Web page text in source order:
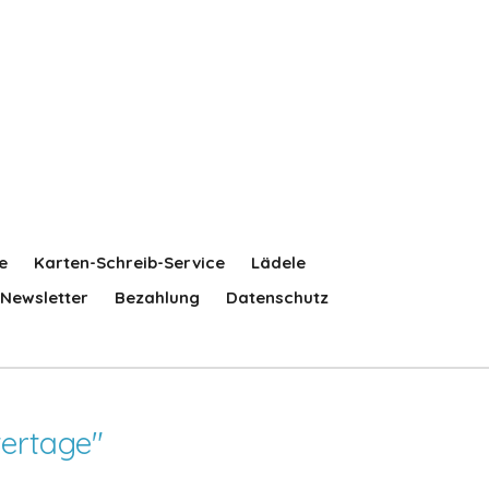
Karten-Schreib-Service
Lädele
Newsletter Bezahlung Datenschutz